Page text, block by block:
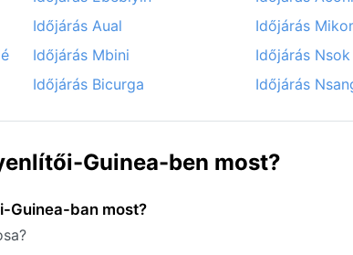
Időjárás Aual Időjárás
Időjárás Mbini Időjárás Nsok
Időjárás Bicurga Időjárás
Guinea-ben most?
Guinea-ban most?